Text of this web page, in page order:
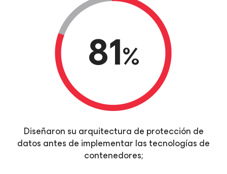
81%
Diseñaron su arquitectura de protección de
datos antes de implementar las tecnologías de
contenedores;